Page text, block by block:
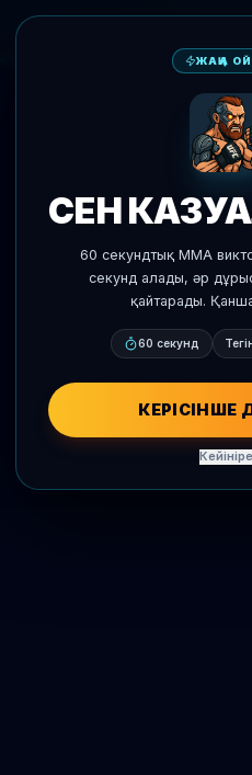
ЖИ Болжамдар
ЖАҢА
СЕН
60 секундтық MMA
секунд алады, әр
қайтарады.
60 секунд
КЕРІСІНШЕ